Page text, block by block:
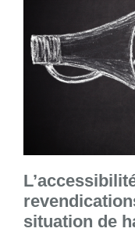
situation de